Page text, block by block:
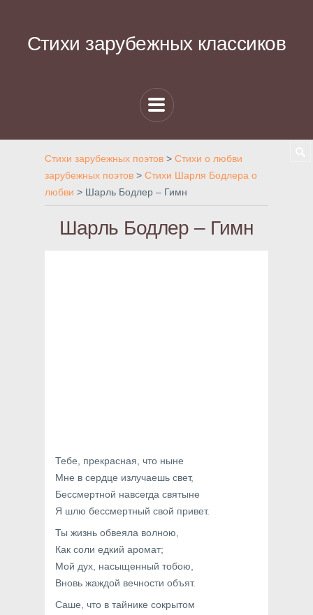
Стихи зарубежных классиков
Стихи зарубежных поэтов > Стихи о любви
зарубежных поэтов > Стихи Шарля Бодлера о
любви > Шарль Бодлер – Гимн
Шарль Бодлер – Гимн
Тебе, прекрасная, что ныне
Мне в сердце излучаешь свет,
Бессмертной навсегда святыне
Я шлю бессмертный свой привет.
Ты жизнь обвеяла волною,
Как соли едкий аромат;
Мой дух, насыщенный тобою,
Вновь жаждой вечности объят.
Саше, что в тайнике сокрытом